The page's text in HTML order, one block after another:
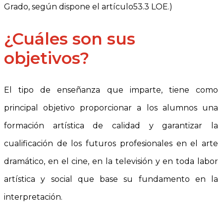
Grado, según dispone el artículo53.3 LOE.)
¿Cuáles son sus
objetivos?
El tipo de enseñanza que imparte, tiene como
principal objetivo proporcionar a los alumnos una
formación artística de calidad y garantizar la
cualificación de los futuros profesionales en el arte
dramático, en el cine, en la televisión y en toda labor
artística y social que base su fundamento en la
interpretación.